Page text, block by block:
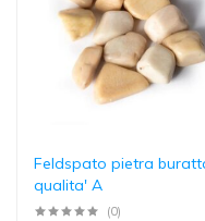
Feldspato pietra
qualita' A
(0)